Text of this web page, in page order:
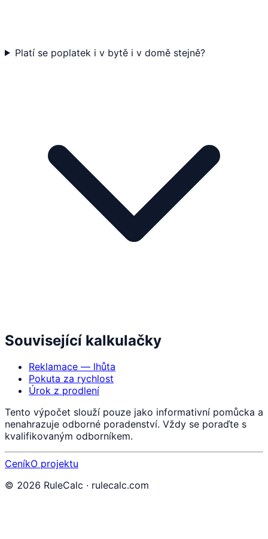
Platí se poplatek i v bytě i v domě stejně?
Související kalkulačky
Reklamace — lhůta
Pokuta za rychlost
Úrok z prodlení
Tento výpočet slouží pouze jako informativní pomůcka a
nenahrazuje odborné poradenství. Vždy se poraďte s
kvalifikovaným odborníkem.
CeníkO projektu
© 2026 RuleCalc · rulecalc.com